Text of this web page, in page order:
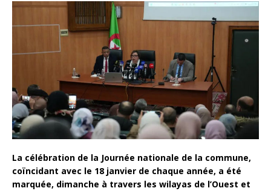
La célébration de la Journée nationale de la commune,
coïncidant avec le 18 janvier de chaque année, a été
marquée, dimanche à travers les wilayas de l’Ouest et